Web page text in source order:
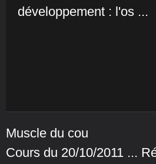
développement : l'os ...
Muscle du cou
Cours du 20/10/2011 ...